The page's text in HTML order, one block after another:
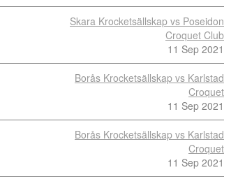
Skara Krocketsällskap vs Poseidon
Croquet Club
11 Sep 2021
Borås Krocketsällskap vs Karlstad
Croquet
11 Sep 2021
Borås Krocketsällskap vs Karlstad
Croquet
11 Sep 2021